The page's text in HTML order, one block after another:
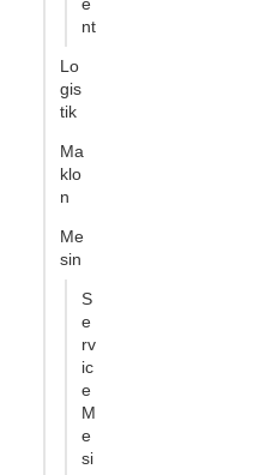
e
nt
Lo
gis
tik
Ma
klo
n
Me
sin
S
e
rv
ic
e
M
e
si